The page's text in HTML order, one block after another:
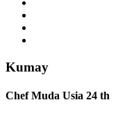
Kumay
Chef Muda Usia 24 th